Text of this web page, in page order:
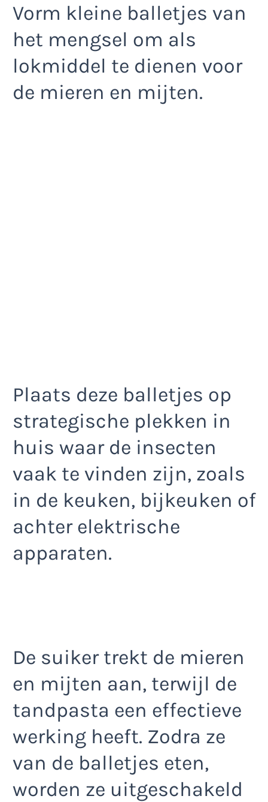
Vorm kleine balletjes van
het mengsel om als
lokmiddel te dienen voor
de mieren en mijten.
Plaats deze balletjes op
strategische plekken in
huis waar de insecten
vaak te vinden zijn, zoals
in de keuken, bijkeuken of
achter elektrische
apparaten.
De suiker trekt de mieren
en mijten aan, terwijl de
tandpasta een effectieve
werking heeft. Zodra ze
van de balletjes eten,
worden ze uitgeschakeld